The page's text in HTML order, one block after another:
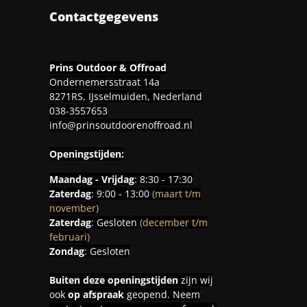
Contactgegevens
Prins Outdoor & Offroad
Ondernemersstraat 14a
8271RS, IJsselmuiden, Nederland
038-3557653
info@prinsoutdoorenoffroad.nl
Openingstijden:
Maandag - Vrijdag: 8:30 - 17:30
Zaterdag: 9:00 - 13:00 (maart t/m
november)
Zaterdag: Gesloten (december t/m
februari)
Zondag: Gesloten
Buiten deze openingstijdenzijn wij
ook op afspraakgeopend. Neem